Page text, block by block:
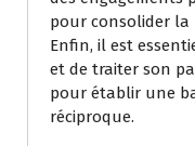
pour consolider
Enfin, il est
et de traiter son
pour établir une
réciproque.